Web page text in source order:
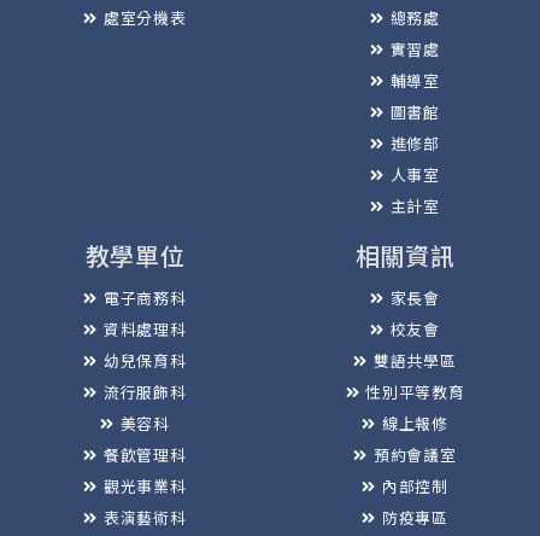
處室分機表
總務處
實習處
輔導室
圖書館
進修部
人事室
主計室
教學單位
電子商務科
資料處理科
幼兒保育科
流行服飾科
美容科
餐飲管理科
觀光事業科
表演藝術科
相關資訊
家長會
校友會
雙語共學區
性別平等教育
線上報修
預約會議室
內部控制
防疫專區